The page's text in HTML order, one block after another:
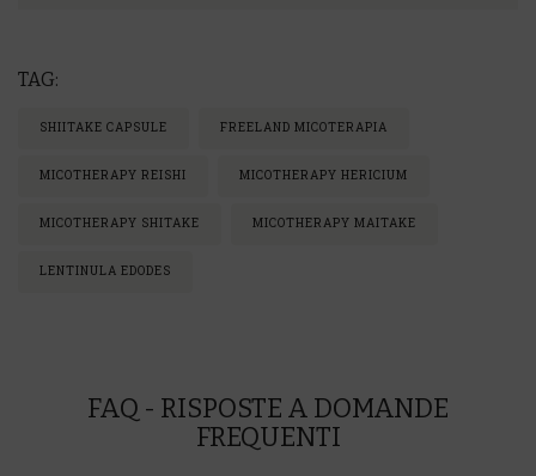
TAG:
SHIITAKE CAPSULE FREELAND MICOTERAPIA
MICOTHERAPY REISHI MICOTHERAPY HERICIUM
MICOTHERAPY SHITAKE MICOTHERAPY MAITAKE
LENTINULA EDODES
FAQ - RISPOSTE A DOMANDE
FREQUENTI